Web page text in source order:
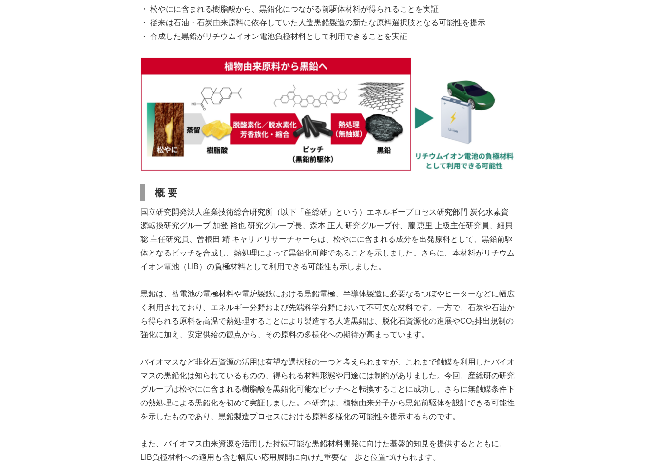
・ 松やにに含まれる樹脂酸から、黒鉛化につながる前駆体材料が得られることを実証
・ 従来は石油・石炭由来原料に依存していた人造黒鉛製造の新たな原料選択肢となる可能性を提示
・ 合成した黒鉛がリチウムイオン電池負極材料として利用できることを実証
概 要
国立研究開発法人産業技術総合研究所（以下「産総研」という）エネルギープロセス研究部門 炭化水素資
源転換研究グループ 加登 裕也 研究グループ長、森本 正人 研究グループ付、麓 恵里 上級主任研究員、細貝
聡 主任研究員、曽根田 靖 キャリアリサーチャーらは、松やにに含まれる成分を出発原料として、黒鉛前駆
体となる ピッチを合成し、熱処理によって黒鉛化可能であることを示しました。さらに、本材料がリチウム
イオン電池（LIB）の負極材料として利用できる可能性も示しました。
黒鉛は、蓄電池の電極材料や電炉製鉄における黒鉛電極、半導体製造に必要なるつぼやヒーターなどに幅広
く利用されており、エネルギー分野および先端科学分野において不可欠な材料です。一方で、石炭や石油か
ら得られる原料を高温で熱処理することにより製造する人造黒鉛は、脱化石資源化の進展やCO₂排出規制の
強化に加え、安定供給の観点から、その原料の多様化への期待が高まっています。
バイオマスなど非化石資源の活用は有望な選択肢の一つと考えられますが、これまで触媒を利用したバイオ
マスの黒鉛化は知られているものの、得られる材料形態や用途には制約がありました。今回、産総研の研究
グループは松やにに含まれる樹脂酸を黒鉛化可能なピッチへと転換することに成功し、さらに無触媒条件下
の熱処理による黒鉛化を初めて実証しました。本研究は、植物由来分子から黒鉛前駆体を設計できる可能性
を示したものであり、黒鉛製造プロセスにおける原料多様化の可能性を提示するものです。
また、バイオマス由来資源を活用した持続可能な黒鉛材料開発に向けた基盤的知見を提供するとともに、
LIB負極材料への適用も含む幅広い応用展開に向けた重要な一歩と位置づけられます。